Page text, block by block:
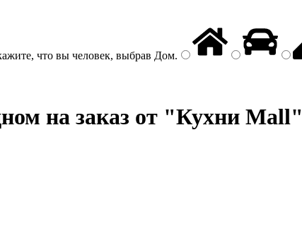
что вы человек, выбрав Дом.
на заказ от "Кухни Mall"